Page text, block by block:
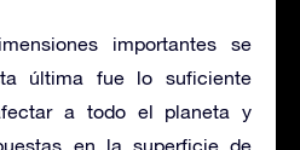
importantes se
última fue lo suficiente
a todo el planeta y
en la superficie de